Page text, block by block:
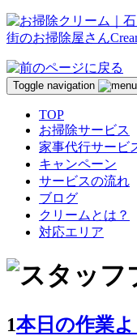
Toggle navigation
TOP
お掃除サービス
家事代行サービ
キャンペーン
サービスの流れ
ブログ
クリームとは？
対応エリア
1本日の作業